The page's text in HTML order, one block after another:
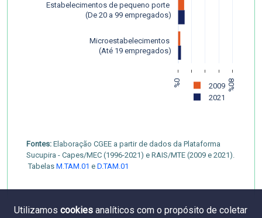
0% 20% 40% 60% 80%
Microestabelecimentos
(Até 19 empregados)
Estabelecimentos de pequeno porte
(De 20 a 99 empregados)
2009
2021
Fontes: Elaboração CGEE a partir de dados da Plataforma
Sucupira - Capes/MEC (1996-2021) e RAIS/MTE (2009 e 2021).
Tabelas M.TAM.01 e D.TAM.01
Utilizamos cookies analíticos com o propósito de coletar